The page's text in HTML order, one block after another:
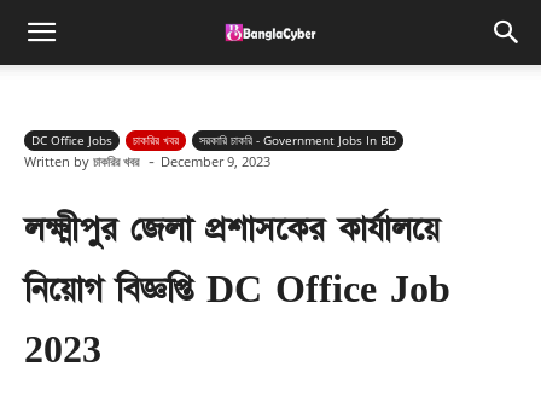
DC Office Jobs চাকরির খবর সরকারি চাকরি - Government Jobs In BD
Written by চাকরির খবর - December 9, 2023
লক্ষ্মীপুর জেলা প্রশাসকের কার্যালয়ে
নিয়োগ বিজ্ঞপ্তি DC Office Job
2023